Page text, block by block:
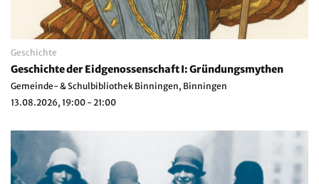
Geschichte
Geschichte der Eidgenossenschaft I: Gründungsmythen
Gemeinde- & Schulbibliothek Binningen, Binningen
13.08.2026, 19:00 - 21:00